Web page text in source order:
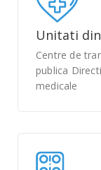
Unitati
Centre de
publica
medicale